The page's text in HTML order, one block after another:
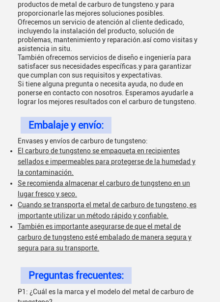
productos de metal de carburo de tungsteno.y para
proporcionarle las mejores soluciones posibles.
Ofrecemos un servicio de atención al cliente dedicado,
incluyendo la instalación del producto, solución de
problemas, mantenimiento y reparación.así como visitas y
asistencia in situ.
También ofrecemos servicios de diseño e ingeniería para
satisfacer sus necesidades específicas.y para garantizar
que cumplan con sus requisitos y expectativas.
Si tiene alguna pregunta o necesita ayuda, no dude en
ponerse en contacto con nosotros. Esperamos ayudarle a
lograr los mejores resultados con el carburo de tungsteno.
Embalaje y envío:
Envases y envíos de carburo de tungsteno:
El carburo de tungsteno se empaqueta en recipientes
sellados e impermeables para protegerse de la humedad y
la contaminación.
Se recomienda almacenar el carburo de tungsteno en un
lugar fresco y seco.
Cuando se transporta el metal de carburo de tungsteno, es
importante utilizar un método rápido y confiable.
También es importante asegurarse de que el metal de
carburo de tungsteno esté embalado de manera segura y
segura para su transporte.
Preguntas frecuentes:
P1: ¿Cuál es la marca y el modelo del metal de carburo de